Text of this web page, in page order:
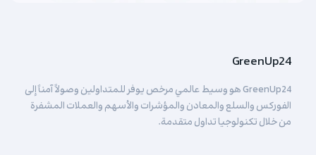
GreenUp24
GreenUp24 هو وسيط عالمي مرخص يوفر للمتداولين وصولاً آمناً إلى
الفوركس والسلع والمعادن والمؤشرات والأسهم والعملات المشفرة
من خلال تكنولوجيا تداول متقدمة.